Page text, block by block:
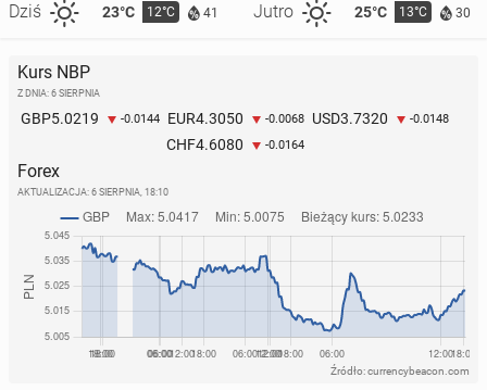
Dziś 23°C 12°C 41 Jutro 25°C 13°C 30
Kurs NBP
Z DNIA: 6 SIERPNIA
GBP5.0219 -0.0144 EUR4.3050 -0.0068 USD3.7320 -0.0148
CHF4.6080 -0.0164
Forex
AKTUALIZACJA: 6 SIERPNIA, 18:10
Źródło: currencybeacon.com